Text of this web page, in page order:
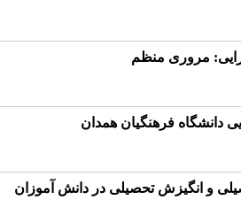
مروری منظم
دانشگاه فرهنگیان همدان
و انگیزش تحصیلی در دانش آموزان